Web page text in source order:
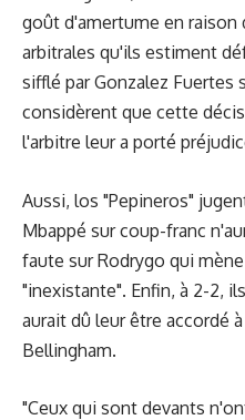
goût d'amertume en raison
arbitrales qu'ils estiment
sifflé par Gonzalez Fuertes
considèrent que cette
l'arbitre leur a porté
Aussi, los "Pepineros"
Mbappé sur coup-franc
faute sur Rodrygo qui
"inexistante". Enfin, à 2-2,
aurait dû leur être accordé
Bellingham.
"Ceux qui sont devants